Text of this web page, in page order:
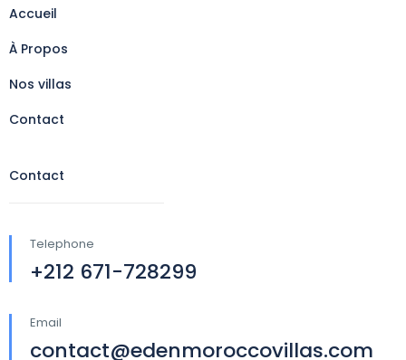
Accueil
À Propos
Nos villas
Contact
Contact
Telephone
+212 671-728299
Email
contact@edenmoroccovillas.com